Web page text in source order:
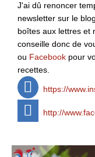
J'ai dû renoncer
newsletter sur le
boîtes aux lettres et
conseille donc de
ou Facebook pour
recettes.
https://
http://